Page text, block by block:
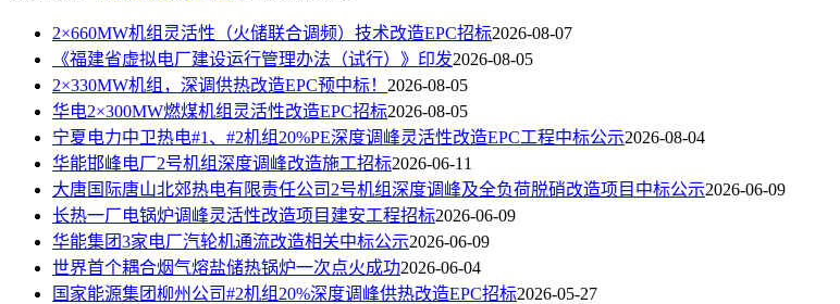
2×660MW机组灵活性（火储联合调频）技术改造EPC招标2026-08-07
《福建省虚拟电厂建设运行管理办法（试行）》印发2026-08-05
2×330MW机组，深调供热改造EPC预中标！ 2026-08-05
华电2×300MW燃煤机组灵活性改造EPC招标2026-08-05
宁夏电力中卫热电#1、#2机组20%PE深度调峰灵活性改造EPC工程中标公示2026-08-04
华能邯峰电厂2号机组深度调峰改造施工招标2026-06-11
大唐国际唐山北郊热电有限责任公司2号机组深度调峰及全负荷脱硝改造项目中标公示2026-06-09
长热一厂电锅炉调峰灵活性改造项目建安工程招标2026-06-09
华能集团3家电厂汽轮机通流改造相关中标公示2026-06-09
世界首个耦合烟气熔盐储热锅炉一次点火成功2026-06-04
国家能源集团柳州公司#2机组20%深度调峰供热改造EPC招标2026-05-27